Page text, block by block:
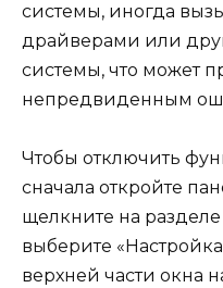
системы, иногда
драйверами или
системы, что может
непредвиденным
Чтобы отключить
сначала откройте
щелкните на
выберите
верхней части окна